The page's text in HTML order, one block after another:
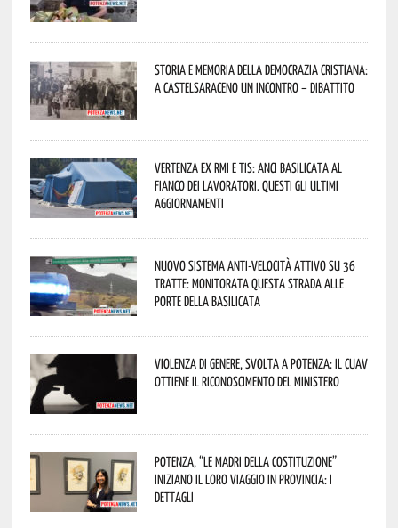
Storia e memoria della Democrazia Cristiana:
a Castelsaraceno un incontro – dibattito
Vertenza ex RMI e TIS: ANCI Basilicata al
fianco dei lavoratori. Questi gli ultimi
aggiornamenti
Nuovo sistema anti-velocità attivo su 36
tratte: monitorata questa strada alle
porte della Basilicata
Violenza di genere, svolta a Potenza: il CUAV
ottiene il riconoscimento del Ministero
Potenza, “Le Madri della Costituzione”
iniziano il loro viaggio in provincia: i
dettagli